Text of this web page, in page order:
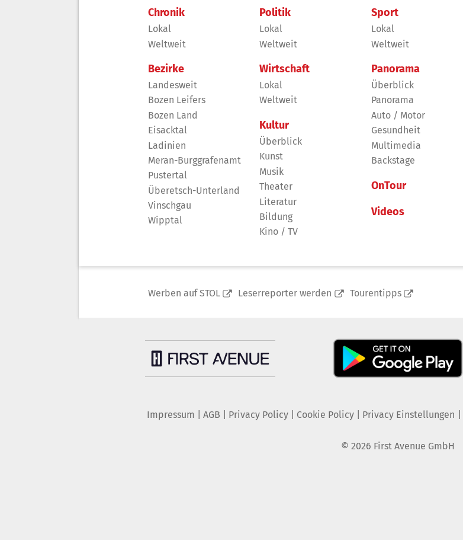
Chronik
Lokal
Weltweit
Bezirke
Landesweit
Bozen Leifers
Bozen Land
Eisacktal
Ladinien
Meran-Burggrafenamt
Pustertal
Überetsch-Unterland
Vinschgau
Wipptal
Politik
Lokal
Weltweit
Wirtschaft
Lokal
Weltweit
Kultur
Überblick
Kunst
Musik
Theater
Literatur
Bildung
Kino / TV
Sport
Lokal
Weltweit
Panorama
Überblick
Panorama
Auto / Motor
Gesundheit
Multimedia
Backstage
OnTour
Videos
Werben auf STOL Leserreporter werden Tourentipps
Impressum AGB Privacy Policy| Cookie Policy| Privacy Einstellungen
© 2026 First Avenue GmbH